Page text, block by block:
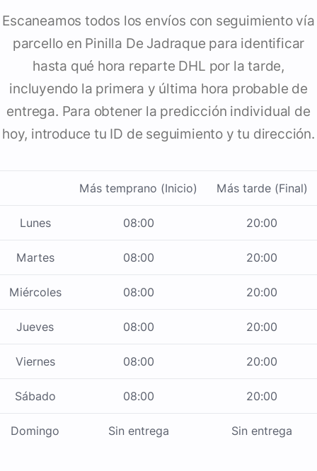
Escaneamos todos los envíos con seguimiento vía
parcello en Pinilla De Jadraque para identificar
hasta qué hora reparte DHL por la tarde,
incluyendo la primera y última hora probable de
entrega. Para obtener la predicción individual de
hoy, introduce tu ID de seguimiento y tu dirección.
Más temprano (Inicio) Más tarde (Final)
Lunes 08:00 20:00
Martes 08:00 20:00
Miércoles 08:00 20:00
Jueves 08:00 20:00
Viernes 08:00 20:00
Sábado 08:00 20:00
Domingo Sin entrega Sin entrega